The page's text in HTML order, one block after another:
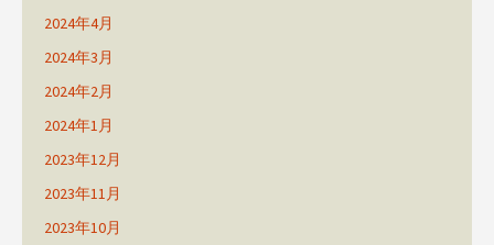
2024年4月
2024年3月
2024年2月
2024年1月
2023年12月
2023年11月
2023年10月